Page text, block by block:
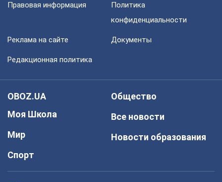
Правовая информация
Политика
конфиденциальности
Реклама на сайте Документы
Редакционная политика
OBOZ.UA
Моя Школа
Мир
Спорт
Общество
Все новости
Новости образования